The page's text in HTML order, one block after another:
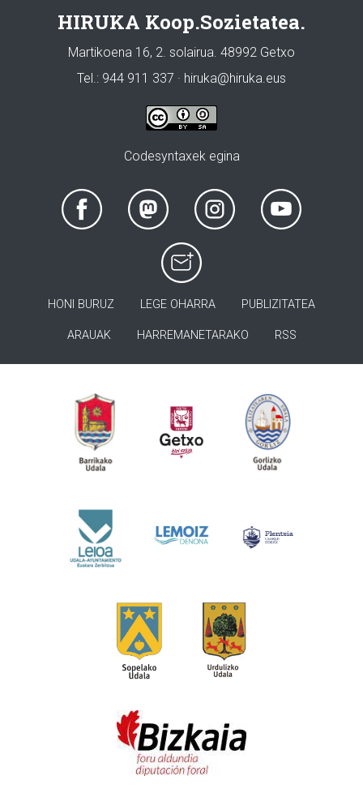
HIRUKA Koop.Sozietatea.
Martikoena 16, 2. solairua. 48992 Getxo
Tel.: 944 911 337 · hiruka@hiruka.eus
Codesyntaxek egina
HONI BURUZ LEGE OHARRA PUBLIZITATEA
ARAUAK HARREMANETARAKO RSS